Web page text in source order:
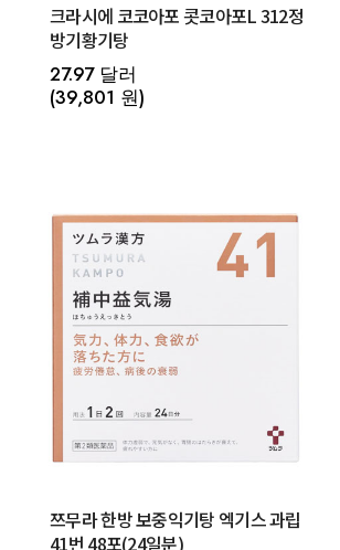
크라시에 코코아포 콧코아포L 312정
방기황기탕
27.97 달러
(39,801 원)
쯔무라 한방 보중익기탕 엑기스 과립
41번 48포(24일분)